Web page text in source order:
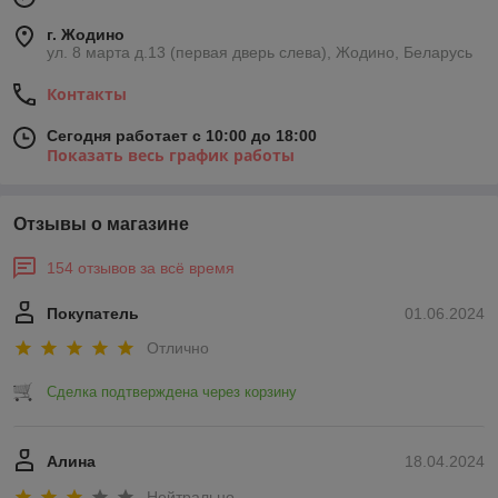
г. Жодино
ул. 8 марта д.13 (первая дверь слева), Жодино, Беларусь
Контакты
Сегодня работает с 10:00 до 18:00
Показать весь график работы
Отзывы о магазине
154 отзывов за всё время
01.06.2024
Покупатель
Отлично
Сделка подтверждена через корзину
18.04.2024
Алина